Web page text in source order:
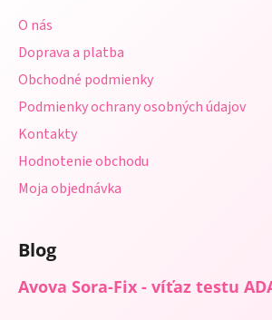
O nás
Doprava a platba
Obchodné podmienky
Podmienky ochrany osobných údajov
Kontakty
Hodnotenie obchodu
Moja objednávka
Blog
Avova Sora-Fix - víťaz testu